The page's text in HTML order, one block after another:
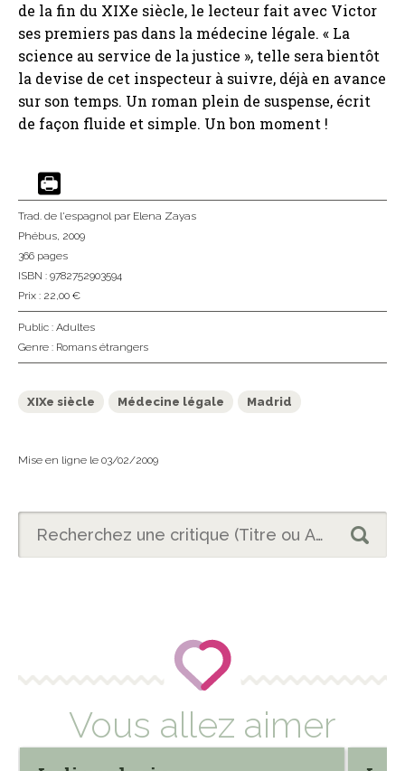
de la fin du XIXe siècle, le lecteur fait avec Victor
ses premiers pas dans la médecine légale. « La
science au service de la justice », telle sera bientôt
la devise de cet inspecteur à suivre, déjà en avance
sur son temps. Un roman plein de suspense, écrit
de façon fluide et simple. Un bon moment !
Trad. de l'espagnolpar Elena Zayas
Phébus, 2009
366 pages
ISBN : 9782752903594
Prix : 22,00 €
Public : Adultes
Genre : Romans étrangers
XIXe siècle Médecine légale Madrid
Mise en ligne le 03/02/2009
Vous allez aimer